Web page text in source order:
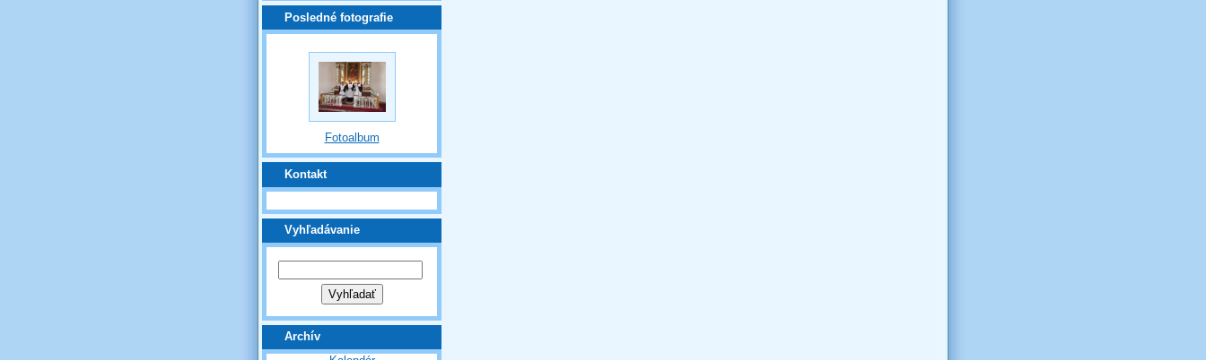
Posledné fotografie
Fotoalbum
Kontakt
Vyhľadávanie
Archív